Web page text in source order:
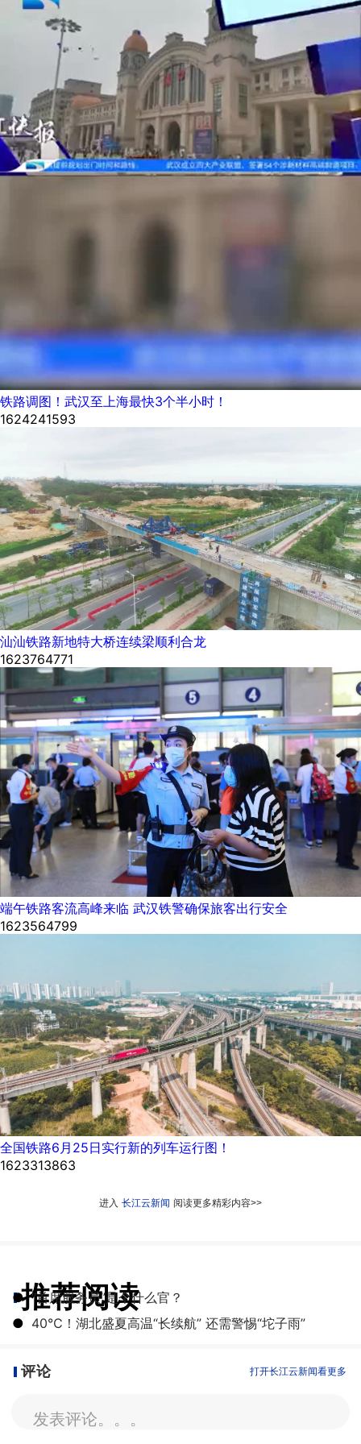
铁路调图！武汉至上海最快3个半小时！
1624241593
汕汕铁路新地特大桥连续梁顺利合龙
1623764771
端午铁路客流高峰来临 武汉铁警确保旅客出行安全
1623564799
全国铁路6月25日实行新的列车运行图！
1623313863
进入 长江云新闻 阅读更多精彩内容>>
推荐阅读
● “首席服务员”是个什么官？
● 40℃！湖北盛夏高温“长续航” 还需警惕“坨子雨”
评论 打开长江云新闻看更多
发表评论。。。